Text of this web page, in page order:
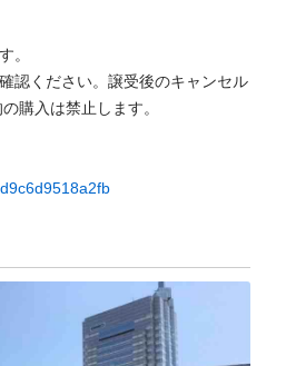
。
認ください。譲受後のキャンセル
購⼊は禁⽌します。